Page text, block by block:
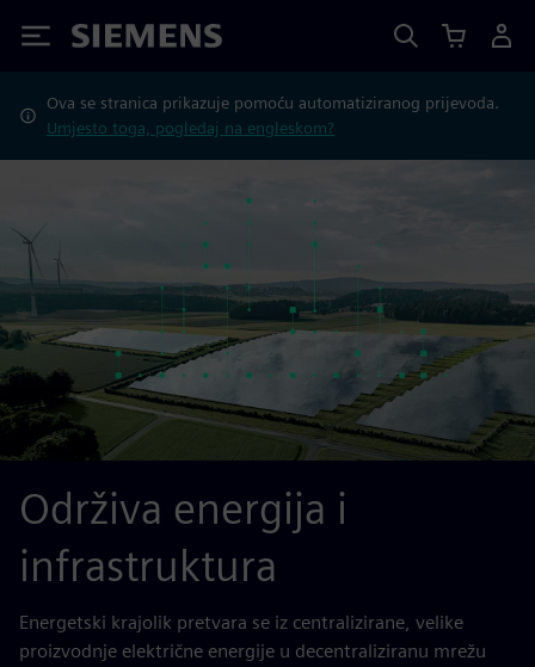
Siemens
Ova se stranica prikazuje pomoću automatiziranog prijevoda.
Umjesto toga, pogledaj na engleskom?
Održiva energija i
infrastruktura
Energetski krajolik pretvara se iz centralizirane, velike
proizvodnje električne energije u decentraliziranu mrežu